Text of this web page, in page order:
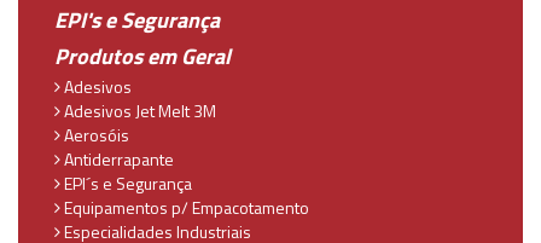
EPI's e Segurança
Produtos em Geral
Adesivos
Adesivos Jet Melt 3M
Aerosóis
Antiderrapante
EPI´s e Segurança
Equipamentos p/ Empacotamento
Especialidades Industriais